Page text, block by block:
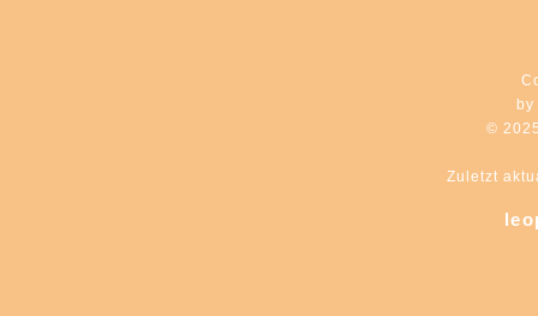
©
Zuletzt